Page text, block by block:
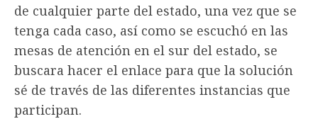
de cualquier parte del estado, una vez que se
tenga cada caso, así como se escuchó en las
mesas de atención en el sur del estado, se
buscara hacer el enlace para que la solución
sé de través de las diferentes instancias que
participan.